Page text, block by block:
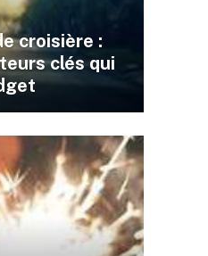
croisière :
clés qui